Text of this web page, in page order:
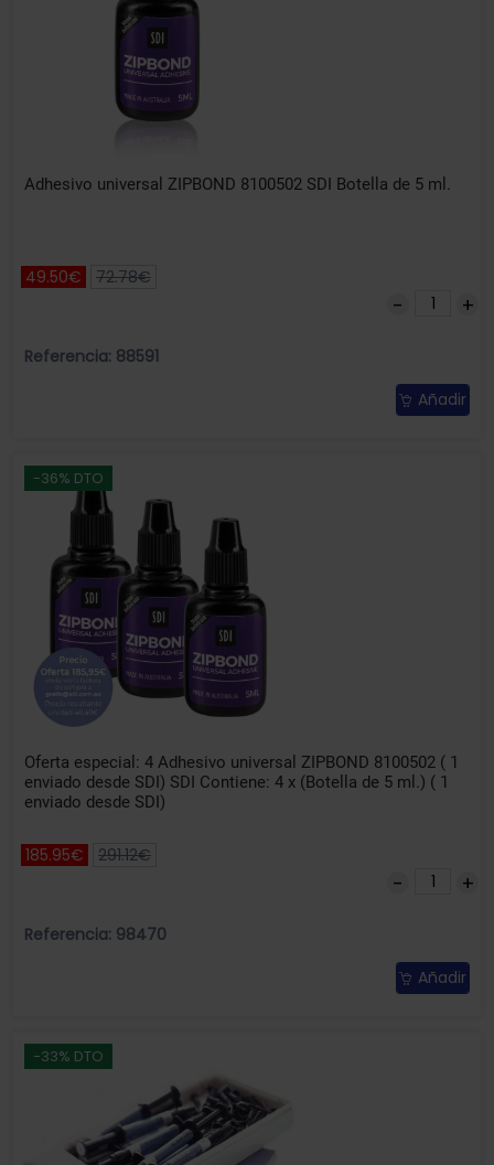
Adhesivo universal ZIPBOND 8100502 SDI Botella de 5 ml.
49.50€ 72.78€
Referencia: 88591
Añadir
-36% DTO
Oferta especial: 4 Adhesivo universal ZIPBOND 8100502 ( 1
enviado desde SDI) SDI Contiene: 4 x (Botella de 5 ml.) ( 1
enviado desde SDI)
185.95€ 291.12€
Referencia: 98470
Añadir
-33% DTO